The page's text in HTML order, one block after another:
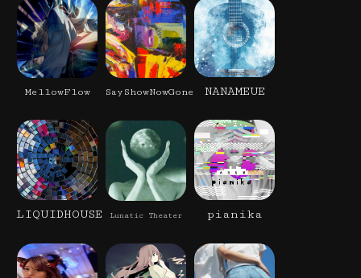
MellowFlow SayShowNowGone NANAMEUE
LIQUIDHOUSE Lunatic Theater pianika